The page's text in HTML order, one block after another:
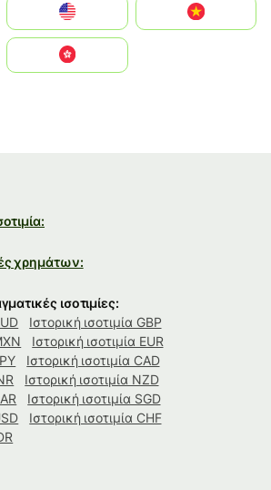
χρημάτων:
ισοτιμίες:
Ιστορική ισοτιμία GBP
Ιστορική ισοτιμία EUR
Ιστορική ισοτιμία CAD
Ιστορική ισοτιμία NZD
Ιστορική ισοτιμία SGD
Ιστορική ισοτιμία CHF